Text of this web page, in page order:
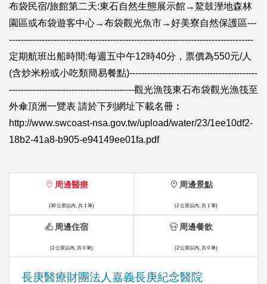
布袋民宿/旅館第二天:東石自然生態展示館→鰲鼓溼地森林
園區或布袋遊客中心→布袋觀光魚市→好美寮自然保護區---
----------------------------------------------------------------------------------
定期航班出船時間:每週五中午12時40分，票價為550元/人
(含炒米粉或小吃類簡易餐點)-------------------------------------------
------------------------------------------觀光漁筏東石布袋觀光漁筏至
外傘頂洲一覽表 請於下列網址下載名冊︰
http://www.swcoast-nsa.gov.tw/upload/water/23/1ee10df2-
18b2-41a8-b905-e94149ee01fa.pdf
周邊醫療
(30 公里以內, 共 1 筆)
長庚醫療財團法人嘉義長庚紀念醫院
周邊景點
(2 公里以內, 共 1 筆)
周邊住宿
(2 公里以內, 共 0 筆)
周邊餐飲
(2 公里以內, 共 0 筆)